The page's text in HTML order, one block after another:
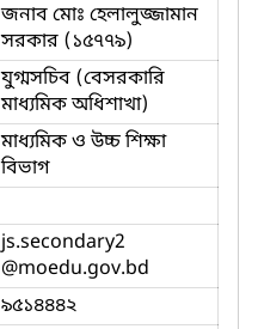
জনাব মোঃ হেলালুজ্জামান
সরকার (১৫৭৭৯)
যুগ্মসচিব (বেসরকারি
মাধ্যমিক অধিশাখা)
মাধ্যমিক ও উচ্চ শিক্ষা
বিভাগ
js.secondary2
@moedu.gov.bd
৯৫১৪৪৪২